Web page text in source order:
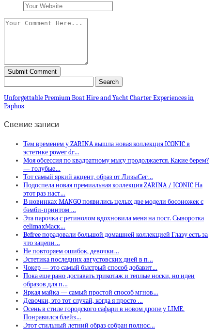
Unforgettable Premium Boat Hire and Yacht Charter Experiences in
Paphos
Свежие записи
Тем временем у ZARINA вышла новая коллекция ICONIC в
эстетике power dr…
Моя обсессия по квадратному мысу продолжается. Какие берем?
— голубые…
Тот самый яркий акцент, образ от ЛизыСег…
Подоспела новая премиальная коллекция ZARINA / ICONIC На
этот раз наст…
В новинках MANGO появились целых две модели босоножек с
бэмби-принтом …
Эта парочка с ретинолом вдохновила меня на пост. Сыворотка
celimaxМаск…
Befree порадовали большой домашней коллекцией Глазу есть за
что зацепи…
Не повторяем ошибок, девочки…
Эстетика последних августовских дней в п…
Чокер — это самый быстрый способ добавит…
Пока еще рано доставать трикотаж и теплые носки, но идеи
образов для п…
Яркая майка — самый простой способ мгнов…
Девочки, это тот случай, когда я просто …
Осень в стиле городского сафари в новом дропе у LIME.
Понравился блейз…
Этот стильный летний образ собран полнос…